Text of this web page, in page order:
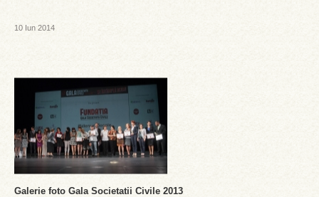
10 Iun 2014
Galerie foto Gala Societatii Civile 2013